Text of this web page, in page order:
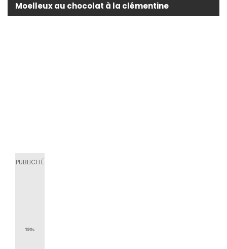
Moelleux au chocolat à la clémentine